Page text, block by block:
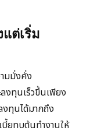
ต่เริ่ม
มมั่งคั่ง
งทุนเร็วขึ้นเพียง
งทุนได้มากถึง
บี้ยทบต้นทำงานให้